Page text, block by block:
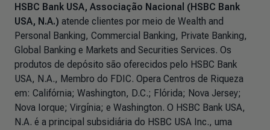
HSBC Bank USA, Associação Nacional (HSBC Bank
USA, N.A.) atende clientes por meio de Wealth and
Personal Banking, Commercial Banking, Private Banking,
Global Banking e Markets and Securities Services. Os
produtos de depósito são oferecidos pelo HSBC Bank
USA, N.A., Membro do FDIC. Opera Centros de Riqueza
em: Califórnia; Washington, D.C.; Flórida; Nova Jersey;
Nova Iorque; Virgínia; e Washington. O HSBC Bank USA,
N.A. é a principal subsidiária do HSBC USA Inc., uma